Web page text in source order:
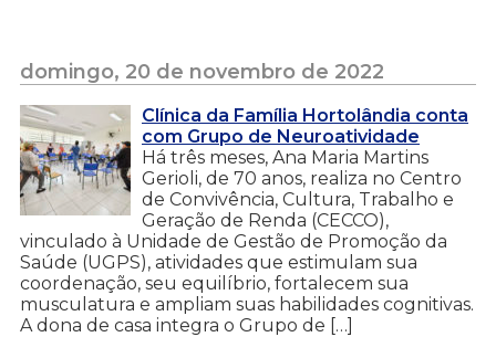
domingo, 20 de novembro de 2022
Clínica da Família Hortolândia conta
com Grupo de Neuroatividade
Há três meses, Ana Maria Martins
Gerioli, de 70 anos, realiza no Centro
de Convivência, Cultura, Trabalho e
Geração de Renda (CECCO),
vinculado à Unidade de Gestão de Promoção da
Saúde (UGPS), atividades que estimulam sua
coordenação, seu equilíbrio, fortalecem sua
musculatura e ampliam suas habilidades cognitivas.
A dona de casa integra o Grupo de […]